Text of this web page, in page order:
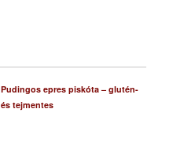
Pudingos epres piskóta – glutén-
és tejmentes